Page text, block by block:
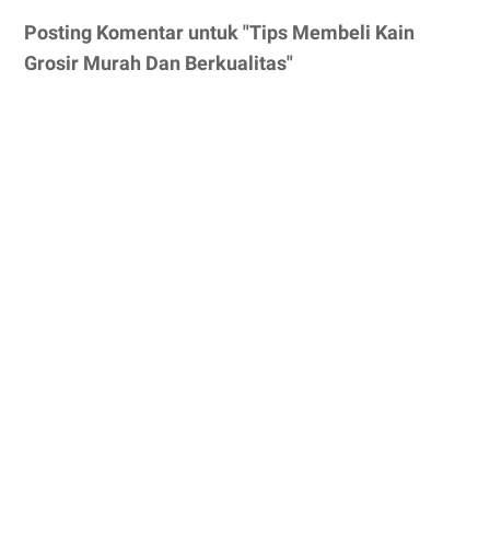
Posting Komentar untuk "Tips Membeli Kain
Grosir Murah Dan Berkualitas"